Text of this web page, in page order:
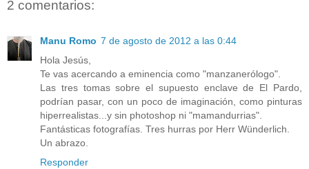
2 comentarios:
Manu Romo 7 de agosto de 2012 a las 0:44
Hola Jesús,
Te vas acercando a eminencia como "manzanerólogo".
Las tres tomas sobre el supuesto enclave de El Pardo,
podrían pasar, con un poco de imaginación, como pinturas
hiperrealistas...y sin photoshop ni "mamandurrias".
Fantásticas fotografías. Tres hurras por Herr Wünderlich.
Un abrazo.
Responder